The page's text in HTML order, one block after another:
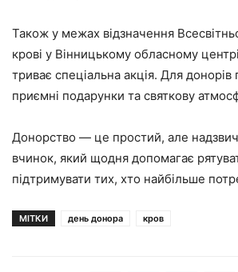
Також у межах відзначення
крові у Вінницькому обласному
триває спеціальна акція. Для донорів
приємні подарунки та святкову
Донорство — це простий, але
вчинок, який щодня допомагає
підтримувати тих, хто найбільше
МІТКИ день донора кров